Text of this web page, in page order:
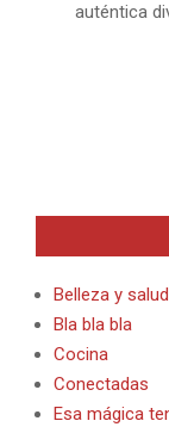
auténtica
Belleza y salud
Bla bla bla
Cocina
Conectadas
Esa mágica